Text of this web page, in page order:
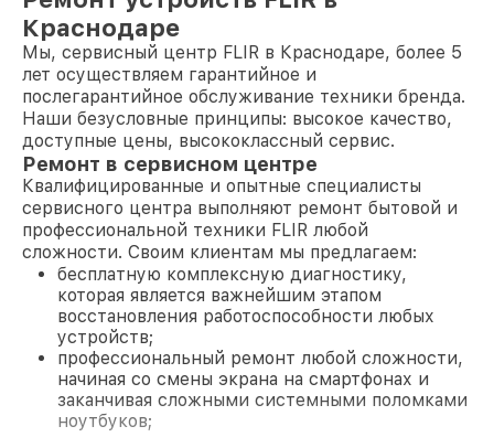
Краснодаре
Мы, сервисный центр FLIR в Краснодаре, более 5
лет осуществляем гарантийное и
послегарантийное обслуживание техники бренда.
Наши безусловные принципы: высокое качество,
доступные цены, высококлассный сервис.
Ремонт в сервисном центре
Квалифицированные и опытные специалисты
сервисного центра выполняют ремонт бытовой и
профессиональной техники FLIR любой
сложности. Своим клиентам мы предлагаем:
бесплатную комплексную диагностику,
которая является важнейшим этапом
восстановления работоспособности любых
устройств;
профессиональный ремонт любой сложности,
начиная со смены экрана на смартфонах и
заканчивая сложными системными поломками
ноутбуков;